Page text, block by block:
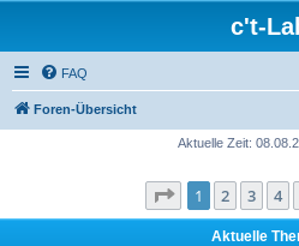
c't-
FAQ
Foren-Übersicht
Aktuelle Zeit:
Seite 1von 10
1 2 3 4
Aktuelle